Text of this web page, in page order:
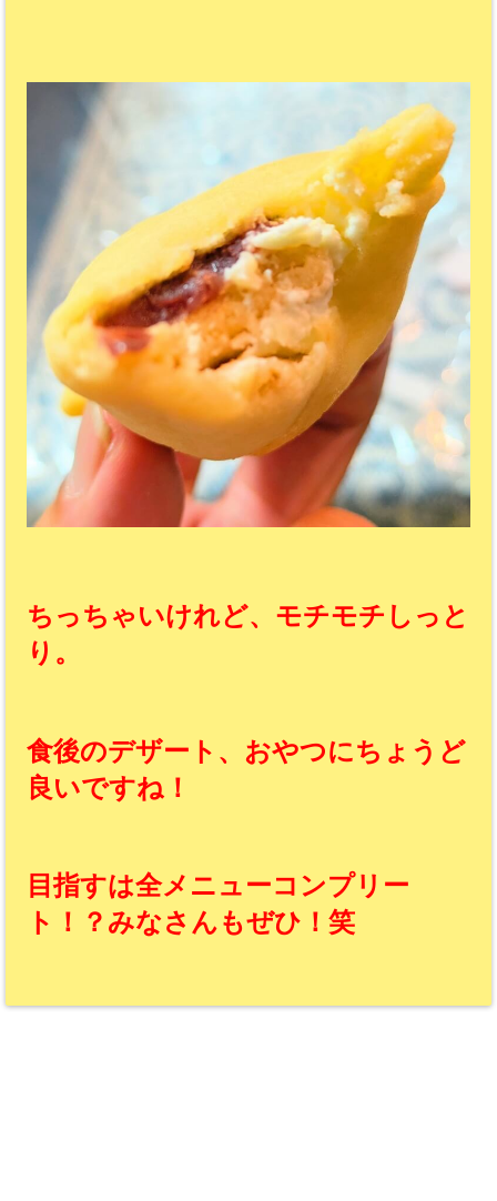
ちっちゃいけれど、モチモチしっと
り。
食後のデザート、おやつにちょうど
良いですね！
目指すは全メニューコンプリー
ト！？みなさんもぜひ！笑